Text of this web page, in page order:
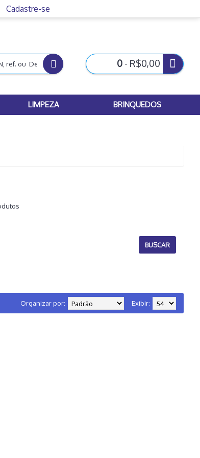
Cadastre-se
0 - R$0,00
LIMPEZA BRINQUEDOS
Exibir:
Organizar por: